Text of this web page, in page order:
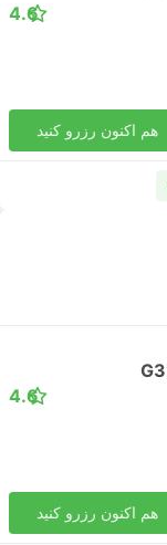
4.6
هم اکنون رزرو کنید
4.6
هم اکنون رزرو کنید